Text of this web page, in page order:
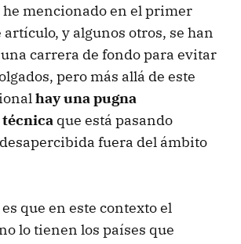
he mencionado en el primer
y algunos otros, se han
carrera de fondo para evitar
pero más allá de este
hay una pugna
que está pasando
fuera del ámbito
que en este contexto el
lo tienen los países que